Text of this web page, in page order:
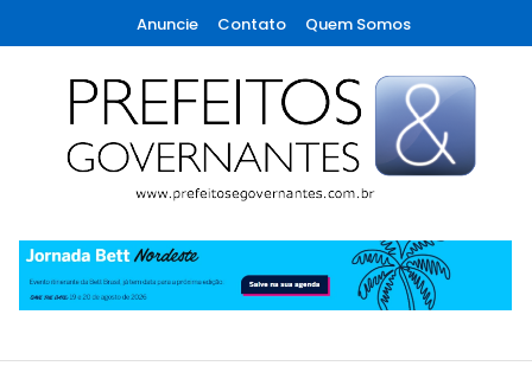
To
Content
Anuncie Contato Quem Somos
Prefeitos & Governantes